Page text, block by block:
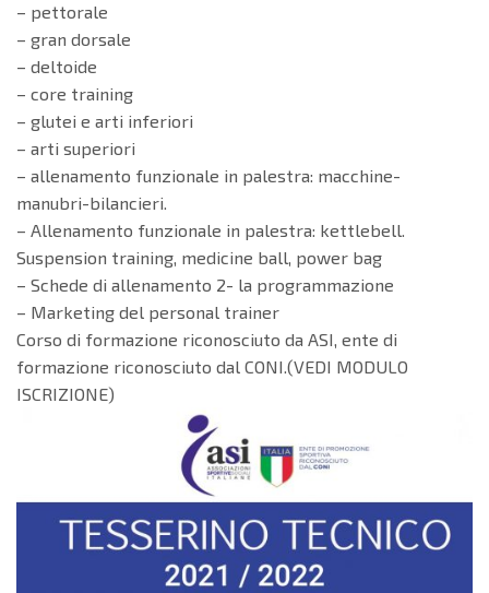
– pettorale
– gran dorsale
– deltoide
– core training
– glutei e arti inferiori
– arti superiori
– allenamento funzionale in palestra: macchine-
manubri-bilancieri.
– Allenamento funzionale in palestra: kettlebell.
Suspension training, medicine ball, power bag
– Schede di allenamento 2- la programmazione
– Marketing del personal trainer
Corso di formazione riconosciuto da ASI, ente di
formazione riconosciuto dal CONI.(VEDI MODULO
ISCRIZIONE)